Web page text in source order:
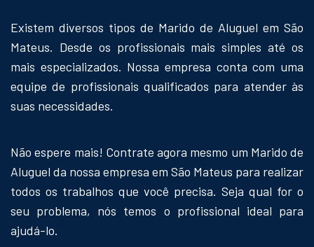
Existem diversos tipos de Marido de Aluguel em São
Mateus. Desde os profissionais mais simples até os
mais especializados. Nossa empresa conta com uma
equipe de profissionais qualificados para atender às
suas necessidades.
Não espere mais! Contrate agora mesmo um Marido de
Aluguel da nossa empresa em São Mateus para realizar
todos os trabalhos que você precisa. Seja qual for o
seu problema, nós temos o profissional ideal para
ajudá-lo.